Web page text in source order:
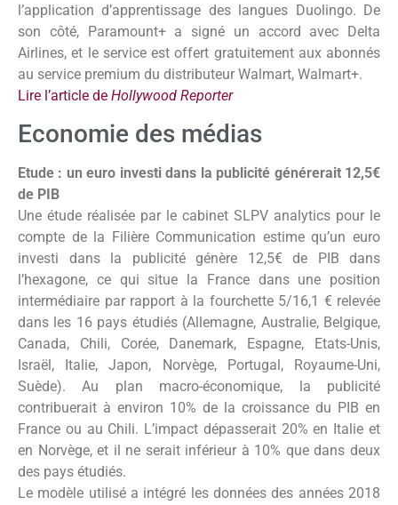
l’application d’apprentissage des langues Duolingo. De
son côté, Paramount+ a signé un accord avec Delta
Airlines, et le service est offert gratuitement aux abonnés
au service premium du distributeur Walmart, Walmart+.
Lire l’article de Hollywood Reporter
Economie des médias
Etude : un euro investi dans la publicité générerait 12,5€
de PIB
Une étude réalisée par le cabinet SLPV analytics pour le
compte de la Filière Communication estime qu’un euro
investi dans la publicité génère 12,5€ de PIB dans
l’hexagone, ce qui situe la France dans une position
intermédiaire par rapport à la fourchette 5/16,1 € relevée
dans les 16 pays étudiés (Allemagne, Australie, Belgique,
Canada, Chili, Corée, Danemark, Espagne, Etats-Unis,
Israël, Italie, Japon, Norvège, Portugal, Royaume-Uni,
Suède). Au plan macro-économique, la publicité
contribuerait à environ 10% de la croissance du PIB en
France ou au Chili. L’impact dépasserait 20% en Italie et
en Norvège, et il ne serait inférieur à 10% que dans deux
des pays étudiés.
Le modèle utilisé a intégré les données des années 2018